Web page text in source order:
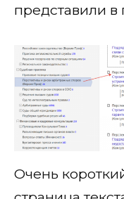
представили
Очень